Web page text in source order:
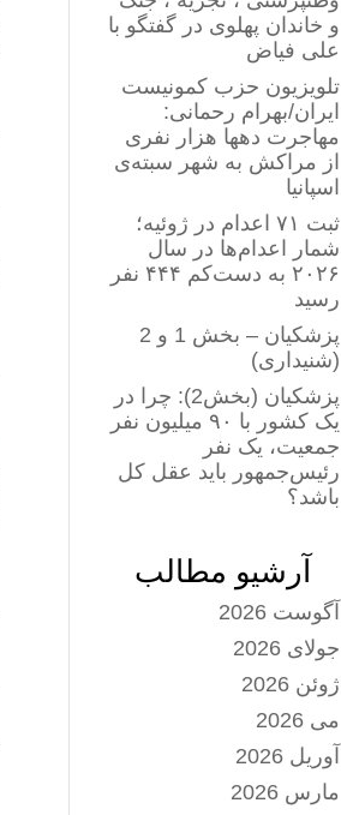
و خاندان پهلوی در گفتگو با
علی فیاض
تلویزیون حزب کمونیست
ایران/بهرام رحمانی:
مهاجرت دهها هزار نفری
از مراکش به شهر سبته‌ی
اسپانیا
ثبت ۷۱ اعدام در ژوئیه؛
شمار اعدام‌ها در سال
۲۰۲۶ به دست‌کم ۴۴۴ نفر
رسید
پزشکیان – بخش 1 و 2
(شنیداری)
پزشکیان (بخش2): چرا در
یک کشور با ۹۰ میلیون نفر
جمعیت، یک نفر
رئیس‌جمهور باید عقل کل
باشد؟
آرشیو مطالب
آگوست 2026
جولای 2026
ژوئن 2026
می 2026
آوریل 2026
مارس 2026